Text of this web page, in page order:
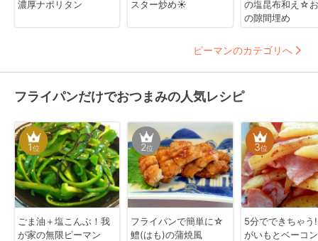
濃厚ナポリタン
スター炒め☀
の塩昆布和え☆
の隙間埋め
ピーマンのカテゴリへ
フライパンだけでおつまみの人気レシピ
1位
ごま油＋塩こんぶ！我
が家の無限ピーマン
2位
フライパンで簡単に☆
鱧(はも)の蒲焼風
3位
5分でできちゃう
がいもとベーコ